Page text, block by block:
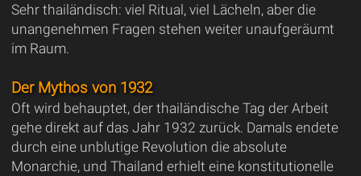
Sehr thailändisch: viel Ritual, viel Lächeln, aber die
unangenehmen Fragen stehen weiter unaufgeräumt
im Raum.
Der Mythos von 1932
Oft wird behauptet, der thailändische Tag der Arbeit
gehe direkt auf das Jahr 1932 zurück. Damals endete
durch eine unblutige Revolution die absolute
Monarchie, und Thailand erhielt eine konstitutionelle